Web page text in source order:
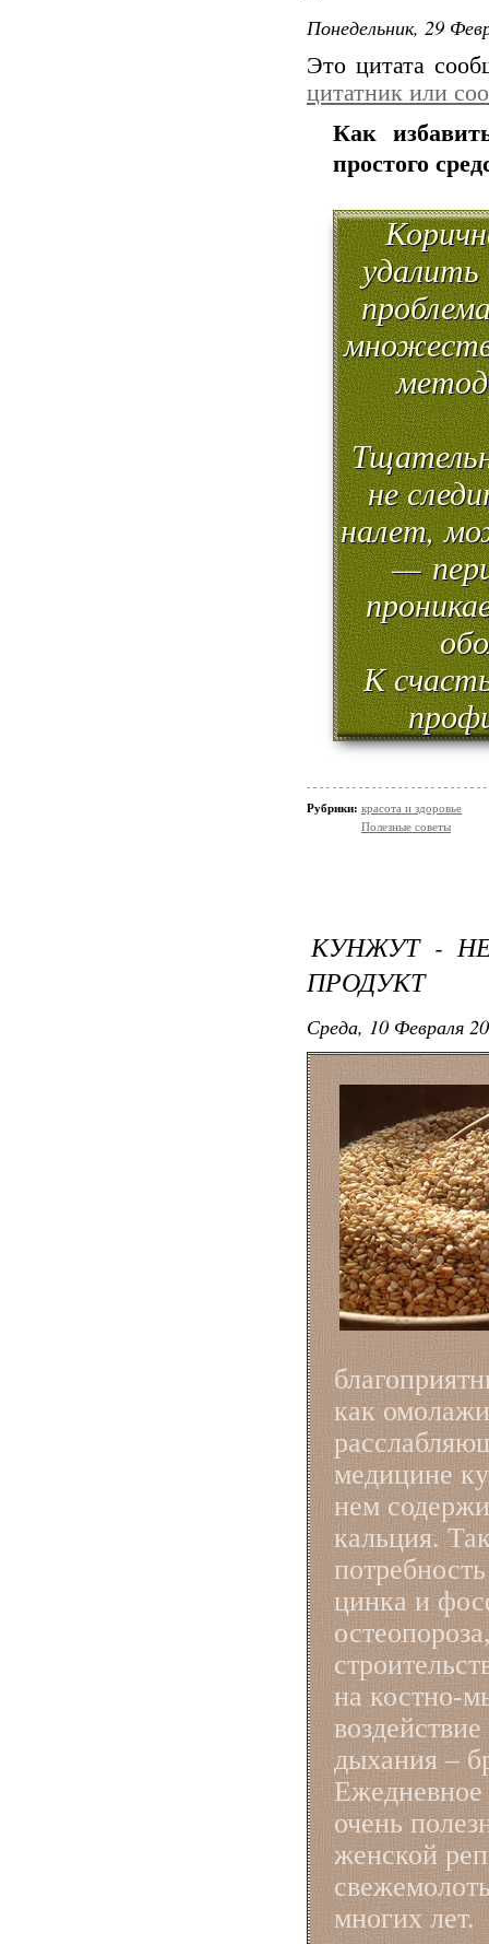
Понедельник, 29
Это цитата
цитатник или
Как
простого
не
налет,
—
К
Рубрики: красота и здоровье
Полезные советы
КУНЖУТ -
ПРОДУКТ
Среда, 10 Февраля
как
медицине
нем
кальция.
цинка и
на костно-
дыхания –
очень
женской
многих лет.